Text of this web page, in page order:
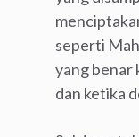
seperti
yang benar
dan ketika